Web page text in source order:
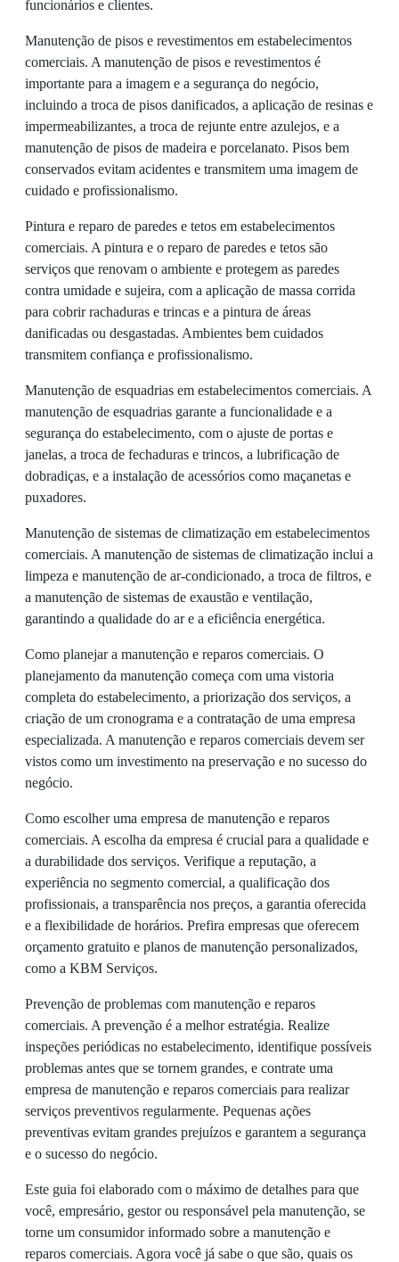
funcionários e clientes.
Manutenção de pisos e revestimentos em estabelecimentos
comerciais. A manutenção de pisos e revestimentos é
importante para a imagem e a segurança do negócio,
incluindo a troca de pisos danificados, a aplicação de resinas e
impermeabilizantes, a troca de rejunte entre azulejos, e a
manutenção de pisos de madeira e porcelanato. Pisos bem
conservados evitam acidentes e transmitem uma imagem de
cuidado e profissionalismo.
Pintura e reparo de paredes e tetos em estabelecimentos
comerciais. A pintura e o reparo de paredes e tetos são
serviços que renovam o ambiente e protegem as paredes
contra umidade e sujeira, com a aplicação de massa corrida
para cobrir rachaduras e trincas e a pintura de áreas
danificadas ou desgastadas. Ambientes bem cuidados
transmitem confiança e profissionalismo.
Manutenção de esquadrias em estabelecimentos comerciais. A
manutenção de esquadrias garante a funcionalidade e a
segurança do estabelecimento, com o ajuste de portas e
janelas, a troca de fechaduras e trincos, a lubrificação de
dobradiças, e a instalação de acessórios como maçanetas e
puxadores.
Manutenção de sistemas de climatização em estabelecimentos
comerciais. A manutenção de sistemas de climatização inclui a
limpeza e manutenção de ar-condicionado, a troca de filtros, e
a manutenção de sistemas de exaustão e ventilação,
garantindo a qualidade do ar e a eficiência energética.
Como planejar a manutenção e reparos comerciais. O
planejamento da manutenção começa com uma vistoria
completa do estabelecimento, a priorização dos serviços, a
criação de um cronograma e a contratação de uma empresa
especializada. A manutenção e reparos comerciais devem ser
vistos como um investimento na preservação e no sucesso do
negócio.
Como escolher uma empresa de manutenção e reparos
comerciais. A escolha da empresa é crucial para a qualidade e
a durabilidade dos serviços. Verifique a reputação, a
experiência no segmento comercial, a qualificação dos
profissionais, a transparência nos preços, a garantia oferecida
e a flexibilidade de horários. Prefira empresas que oferecem
orçamento gratuito e planos de manutenção personalizados,
como a KBM Serviços.
Prevenção de problemas com manutenção e reparos
comerciais. A prevenção é a melhor estratégia. Realize
inspeções periódicas no estabelecimento, identifique possíveis
problemas antes que se tornem grandes, e contrate uma
empresa de manutenção e reparos comerciais para realizar
serviços preventivos regularmente. Pequenas ações
preventivas evitam grandes prejuízos e garantem a segurança
e o sucesso do negócio.
Este guia foi elaborado com o máximo de detalhes para que
você, empresário, gestor ou responsável pela manutenção, se
torne um consumidor informado sobre a manutenção e
reparos comerciais. Agora você já sabe o que são, quais os